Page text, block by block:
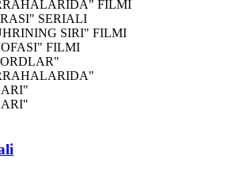
FILMI
SERIALI
SIRI" FILMI
FILMI